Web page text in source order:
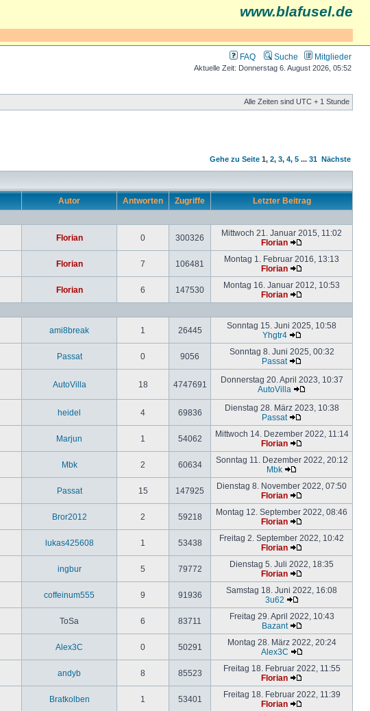
www.blafusel.de
FAQ Suche Mitglieder
Aktuelle Zeit: Donnerstag 6. August 2026, 05:52
Alle Zeiten sind UTC + 1 Stunde
Gehe zu Seite 1, 2, 3, 4, 5 ... 31 Nächste
Autor Antworten Zugriffe Letzter Beitrag
Florian 0 300326
Mittwoch 21. Januar 2015, 11:02
Florian
Florian 7 106481
Montag 1. Februar 2016, 13:13
Florian
Florian 6 147530
Montag 16. Januar 2012, 10:53
Florian
ami8break 1 26445
Sonntag 15. Juni 2025, 10:58
Yhgtr4
Passat 0 9056
Sonntag 8. Juni 2025, 00:32
Passat
AutoVilla 18 4747691
Donnerstag 20. April 2023, 10:37
AutoVilla
heidel 4 69836
Dienstag 28. März 2023, 10:38
Passat
Marjun 1 54062
Mittwoch 14. Dezember 2022, 11:14
Florian
Mbk 2 60634
Sonntag 11. Dezember 2022, 20:12
Mbk
Passat 15 147925
Dienstag 8. November 2022, 07:50
Florian
Bror2012 2 59218
Montag 12. September 2022, 08:46
Florian
lukas425608 1 53438
Freitag 2. September 2022, 10:42
Florian
ingbur 5 79772
Dienstag 5. Juli 2022, 18:35
Florian
coffeinum555 9 91936
Samstag 18. Juni 2022, 16:08
3u62
ToSa 6 83711
Freitag 29. April 2022, 10:43
Bazant
Alex3C 0 50291
Montag 28. März 2022, 20:24
Alex3C
andyb 8 85523
Freitag 18. Februar 2022, 11:55
Florian
Bratkolben 1 53401
Freitag 18. Februar 2022, 11:39
Florian